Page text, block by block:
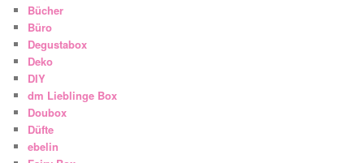
Bücher
Büro
Degustabox
Deko
DIY
dm Lieblinge Box
Doubox
Düfte
ebelin